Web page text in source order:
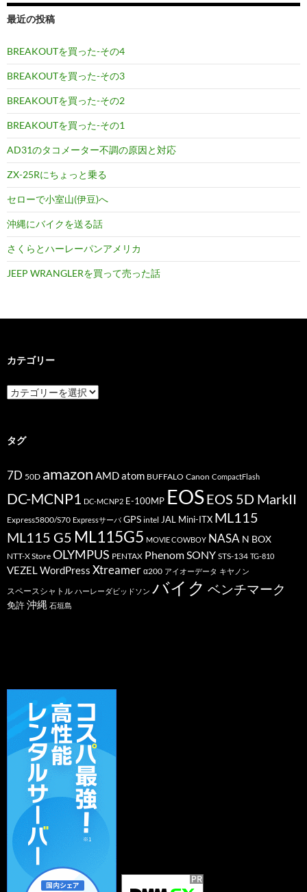
最近の投稿
BREAKOUTを買った-その4
BREAKOUTを買った-その3
BREAKOUTを買った-その2
BREAKOUTを買った-その1
AD31のタコメーター不調の原因と対応
ZX-25Rにちょっと乗る
セローで小室山(伊豆)へ
沖縄にバイクを送る話
さくらとハーレーパンアメリカ
JEEP WRANGLERを買って売った話
カテゴリー
カ
テ
ー
タグ
7D 50D amazon AMDatom BUFFALO Canon CompactFlash
DC-MCNP1 DC-MCNP2 E-100MP EOSEOS 5D MarkII
Express5800/S70 Expressサーバ GPS intel JAL Mini-ITX ML115
ML115 G5 ML115G5 MOVIE COWBOY NASA N BOX
NTT-X Store OLYMPUS PENTAX PhenomSONY STS-134 TG-810
VEZELWordPress Xtreamer α200 アイオーデータ キヤノン
スペースシャトル ハーレーダビッドソン バイク ベンチマーク
免許沖縄 石垣島